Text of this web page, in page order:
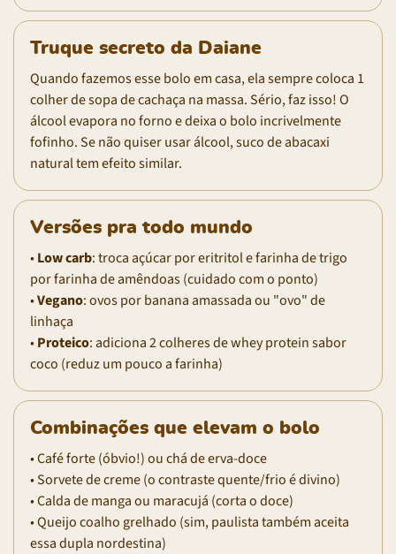
Truque secreto da Daiane
Quando fazemos esse bolo em casa, ela sempre coloca 1
colher de sopa de cachaça na massa. Sério, faz isso! O
álcool evapora no forno e deixa o bolo incrivelmente
fofinho. Se não quiser usar álcool, suco de abacaxi
natural tem efeito similar.
Versões pra todo mundo
•Low carb: troca açúcar por eritritol e farinha de trigo
por farinha de amêndoas (cuidado com o ponto)
•Vegano: ovos por banana amassada ou "ovo" de
linhaça
•Proteico: adiciona 2 colheres de whey protein sabor
coco (reduz um pouco a farinha)
Combinações que elevam o bolo
• Café forte (óbvio!) ou chá de erva-doce
• Sorvete de creme (o contraste quente/frio é divino)
• Calda de manga ou maracujá (corta o doce)
• Queijo coalho grelhado (sim, paulista também aceita
essa dupla nordestina)